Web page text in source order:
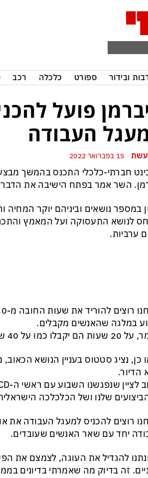
ובידור ספורט כלכלה רכב
פועל
העבודה
עשת
חברתי-כלכלי התכנס בהמשך מבצע
השר אמר בפתח הישיבה את
במספר נושאים וביניהם יוקר המחיה
לנושא התעסוקה ועל המאמץ
ערביות.
במלגה שהאנשים מקבלים.
על 40 שעות וזה יאפשר להם לצאת לעבוד.
כן, נציג סטטוס בעניין הנושא
הדיור.
שלנו ושל הכלכלכה
רוצים להכניס למעגל העבודה את
יחד עם שאר האנשים שעובדים.
להגדיל את העוגה, לצמצם את
זה בדיוק מה שאמרתי בדיונים